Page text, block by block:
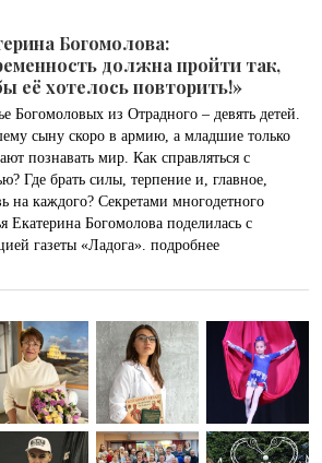
Богомолова:
должна пройти так,
её хотелось повторить!»
Богомоловых из Отрадного – девять детей.
сыну скоро в армию, а младшие только
познавать мир. Как справляться с
Где брать силы, терпение и, главное,
на каждого? Секретами многодетного
Екатерина Богомолова поделилась с
газеты «Ладога». подробнее